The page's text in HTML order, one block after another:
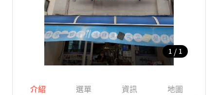
1 / 1
介紹 選單 資訊 地圖